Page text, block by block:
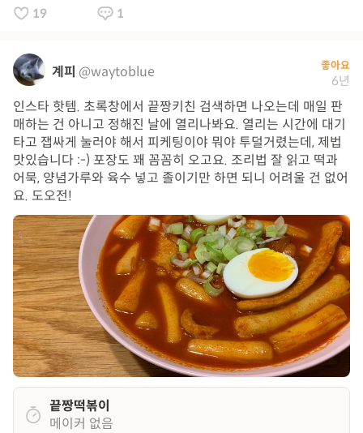
19 1
계피 @waytoblue 좋아요
6년
인스타 핫템. 초록창에서 끝짱키친 검색하면 나오는데 매일 판
매하는 건 아니고 정해진 날에 열리나봐요. 열리는 시간에 대기
타고 잽싸게 눌러야 해서 피케팅이야 뭐야 투덜거렸는데, 제법
맛있습니다 :-) 포장도 꽤 꼼꼼히 오고요. 조리법 잘 읽고 떡과
어묵, 양념가루와 육수 넣고 졸이기만 하면 되니 어려울 건 없어
요. 도오전!
끝짱떡볶이
메이커 없음